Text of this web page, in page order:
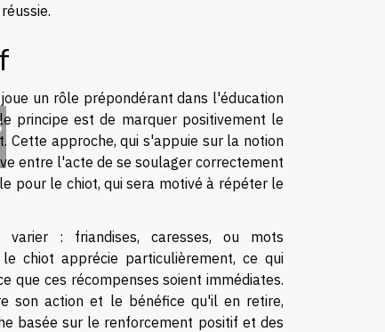
un rôle prépondérant dans l'éducation
principe est de marquer positivement le
Cette approche, qui s'appuie sur la notion
entre l'acte de se soulager correctement
pour le chiot, qui sera motivé à répéter le
: friandises, caresses, ou mots
chiot apprécie particulièrement, ce qui
que ces récompenses soient immédiates.
son action et le bénéfice qu'il en retire,
basée sur le renforcement positif et des